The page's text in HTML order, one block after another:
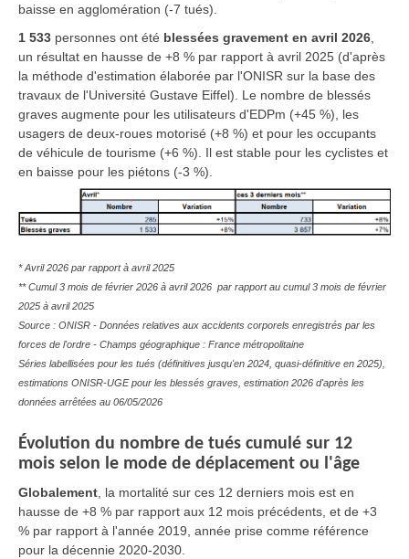
baisse en agglomération (-7 tués).
1 533 personnes ont été blessées gravement en avril 2026
un résultat en hausse de +8 % par rapport à avril 2025 (d'après
la méthode d'estimation élaborée par l'ONISR sur la base des
travaux de l'Université Gustave Eiffel). Le nombre de blessés
graves augmente pour les utilisateurs d'EDPm (+45 %), les
usagers de deux-roues motorisé (+8 %) et pour les occupants
de véhicule de tourisme (+6 %). Il est stable pour les cyclistes et
en baisse pour les piétons (-3 %).
* Avril 2026 par rapport à avril 2025
** Cumul 3 mois de février 2026 à avril 2026 par rapport au cumul 3 mois de février
2025 à avril 2025
Source : ONISR - Données relatives aux accidents corporels enregistrés par les
forces de l'ordre - Champs géographique : France métropolitaine
Séries labellisées pour les tués (définitives jusqu'en 2024, quasi-définitive en 2025),
estimations ONISR-UGE pour les blessés graves, estimation 2026 d'après les
données arrêtées au 06/05/2026
Évolution du nombre de tués cumulé sur 12
mois selon le mode de déplacement ou l'âge
Globalement , la mortalité sur ces 12 derniers mois est en
hausse de +8 % par rapport aux 12 mois précédents, et de +3
% par rapport à l'année 2019, année prise comme référence
pour la décennie 2020-2030.